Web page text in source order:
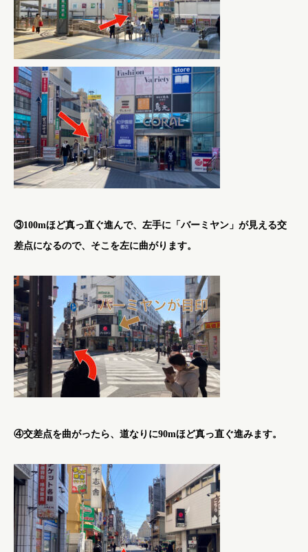
③100mほど真っ直ぐ進んで、左手に「バーミヤン」が見える交
差点になるので、そこを左に曲がります。
④交差点を曲がったら、道なりに90mほど真っ直ぐ進みます。